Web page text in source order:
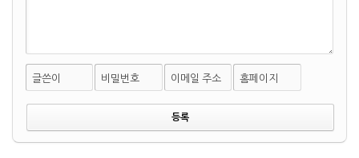
글쓴이 비밀번호 이메일 주소 홈페이지